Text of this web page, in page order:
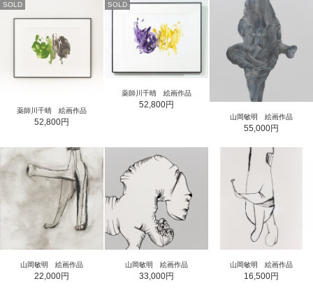
SOLD
薬師川千晴 絵画作品
52,800円
SOLD
薬師川千晴 絵画作品
52,800円
山岡敏明 絵画作品
55,000円
山岡敏明 絵画作品
22,000円
山岡敏明 絵画作品
33,000円
山岡敏明 絵画作品
16,500円